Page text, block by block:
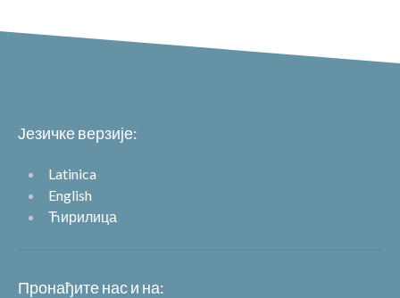
Језичке верзије:
Latinica
English
Ћирилица
Пронађите нас и на: